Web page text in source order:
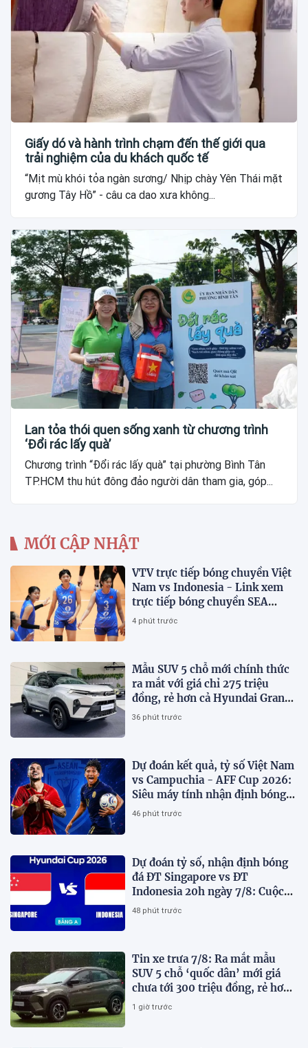
Giấy dó và hành trình chạm đến thế giới qua
trải nghiệm của du khách quốc tế
“Mịt mù khói tỏa ngàn sương/ Nhịp chày Yên Thái mặt
gương Tây Hồ” - câu ca dao xưa không...
Lan tỏa thói quen sống xanh từ chương trình
‘Đổi rác lấy quà’
Chương trình “Đổi rác lấy quà” tại phường Bình Tân
TP.HCM thu hút đông đảo người dân tham gia, góp...
MỚI CẬP NHẬT
VTV trực tiếp bóng chuyền Việt
Nam vs Indonesia - Link xem
trực tiếp bóng chuyền SEA
V.Cup 2026 hôm nay 7/8
4 phút trước
Mẫu SUV 5 chỗ mới chính thức
ra mắt với giá chỉ 275 triệu
đồng, rẻ hơn cả Hyundai Grand
i10 và Kia Morning
36 phút trước
Dự đoán kết quả, tỷ số Việt Nam
vs Campuchia - AFF Cup 2026:
Siêu máy tính nhận định bóng
đá hôm nay
46 phút trước
Dự đoán tỷ số, nhận định bóng
đá ĐT Singapore vs ĐT
Indonesia 20h ngày 7/8: Cuộc
chiến sống còn
48 phút trước
Tin xe trưa 7/8: Ra mắt mẫu
SUV 5 chỗ ‘quốc dân’ mới giá
chưa tới 300 triệu đồng, rẻ hơn
Kia Morning và Hyundai Grand
1 giờ trước